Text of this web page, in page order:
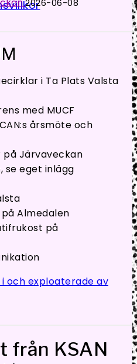
2026-06-08
i Ta Plats Valsta
med MUCF
årsmöte och
på Järvaveckan
se eget inlägg
Almedalen
på
och exploaterade av
från KSAN